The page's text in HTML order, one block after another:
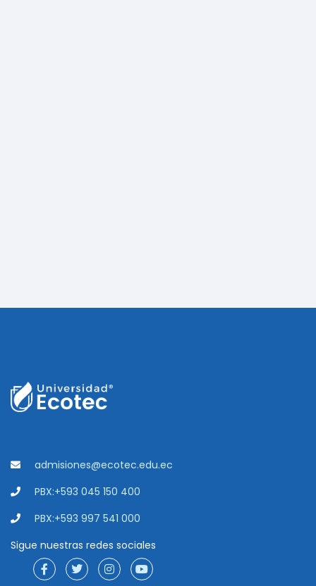
admisiones@ecotec.edu.ec
PBX:+593 045 150 400
PBX:+593 997 541 000
Sigue nuestras redes sociales